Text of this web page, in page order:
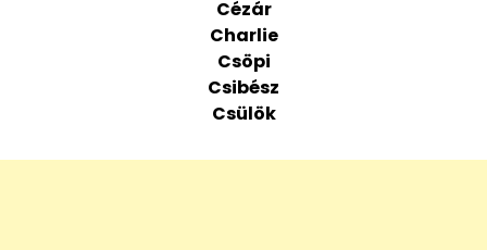
Cézár
Charlie
Csöpi
Csibész
Csülök